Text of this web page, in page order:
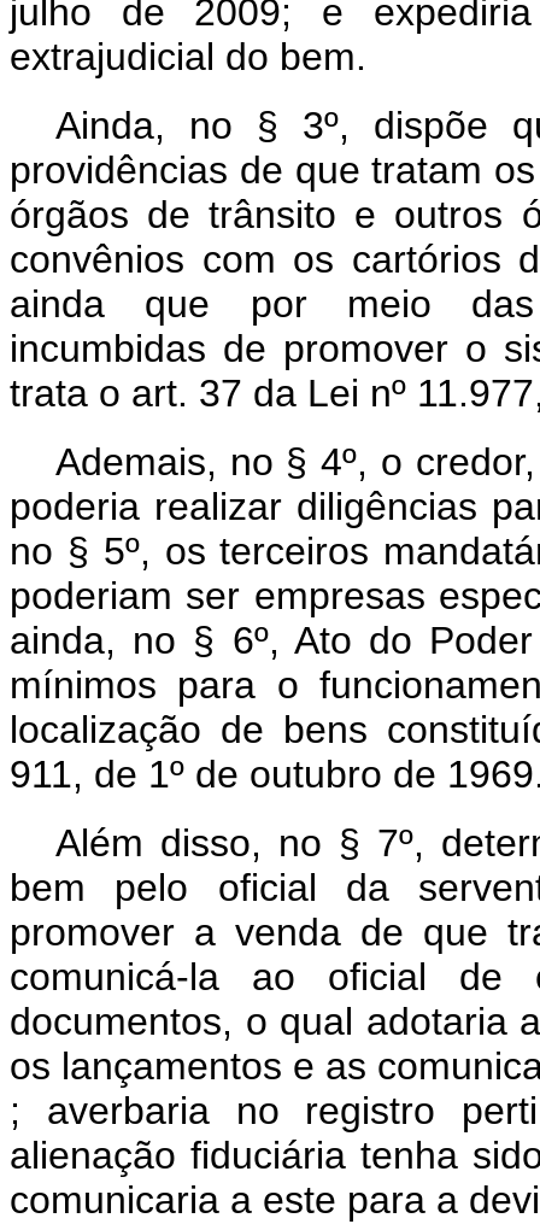
julho de 2009; e
extrajudicial do bem.
Ainda, no § 3º, dispõe
providências de que tratam
órgãos de trânsito e outros
convênios com os cartórios
ainda que por meio das
incumbidas de promover o
trata o art. 37 da Lei nº
Ademais, no § 4º, o
poderia realizar diligências
no § 5º, os terceiros
poderiam ser empresas
ainda, no § 6º, Ato do
mínimos para o
localização de bens
911, de 1º de outubro de 1969
Além disso, no § 7º,
bem pelo oficial da
promover a venda de que
comunicá-la ao oficial
documentos, o qual adotaria
os lançamentos e as
; averbaria no registro
alienação fiduciária tenha
comunicaria a este para a